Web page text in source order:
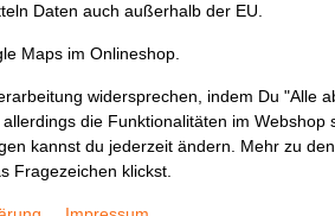
2,90 € *
Preise können nach Auswahl des Stores
Daten auch außerhalb der EU.
Maps im Onlineshop.
widersprechen, indem Du "Alle
die Funktionalitäten im Webshop
kannst du jederzeit ändern. Mehr zu
Fragezeichen klickst.